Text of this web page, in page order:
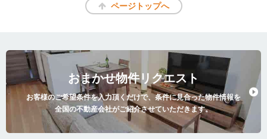
ページトップへ
おまかせ物件リクエスト
お客様のご希望条件を入力頂くだけで、条件に見合った物件情報を
全国の不動産会社がご紹介させていただきます。